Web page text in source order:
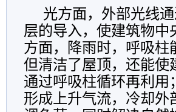
光方面，外部光线
层的导入，使建筑物
方面，降雨时，呼吸柱
但清洁了屋顶，还能使
通过呼吸柱循环再利用
形成上升气流，冷却外